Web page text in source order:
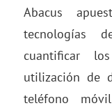
Abacus
tecnologías
cuantificar
utilización de
teléfono